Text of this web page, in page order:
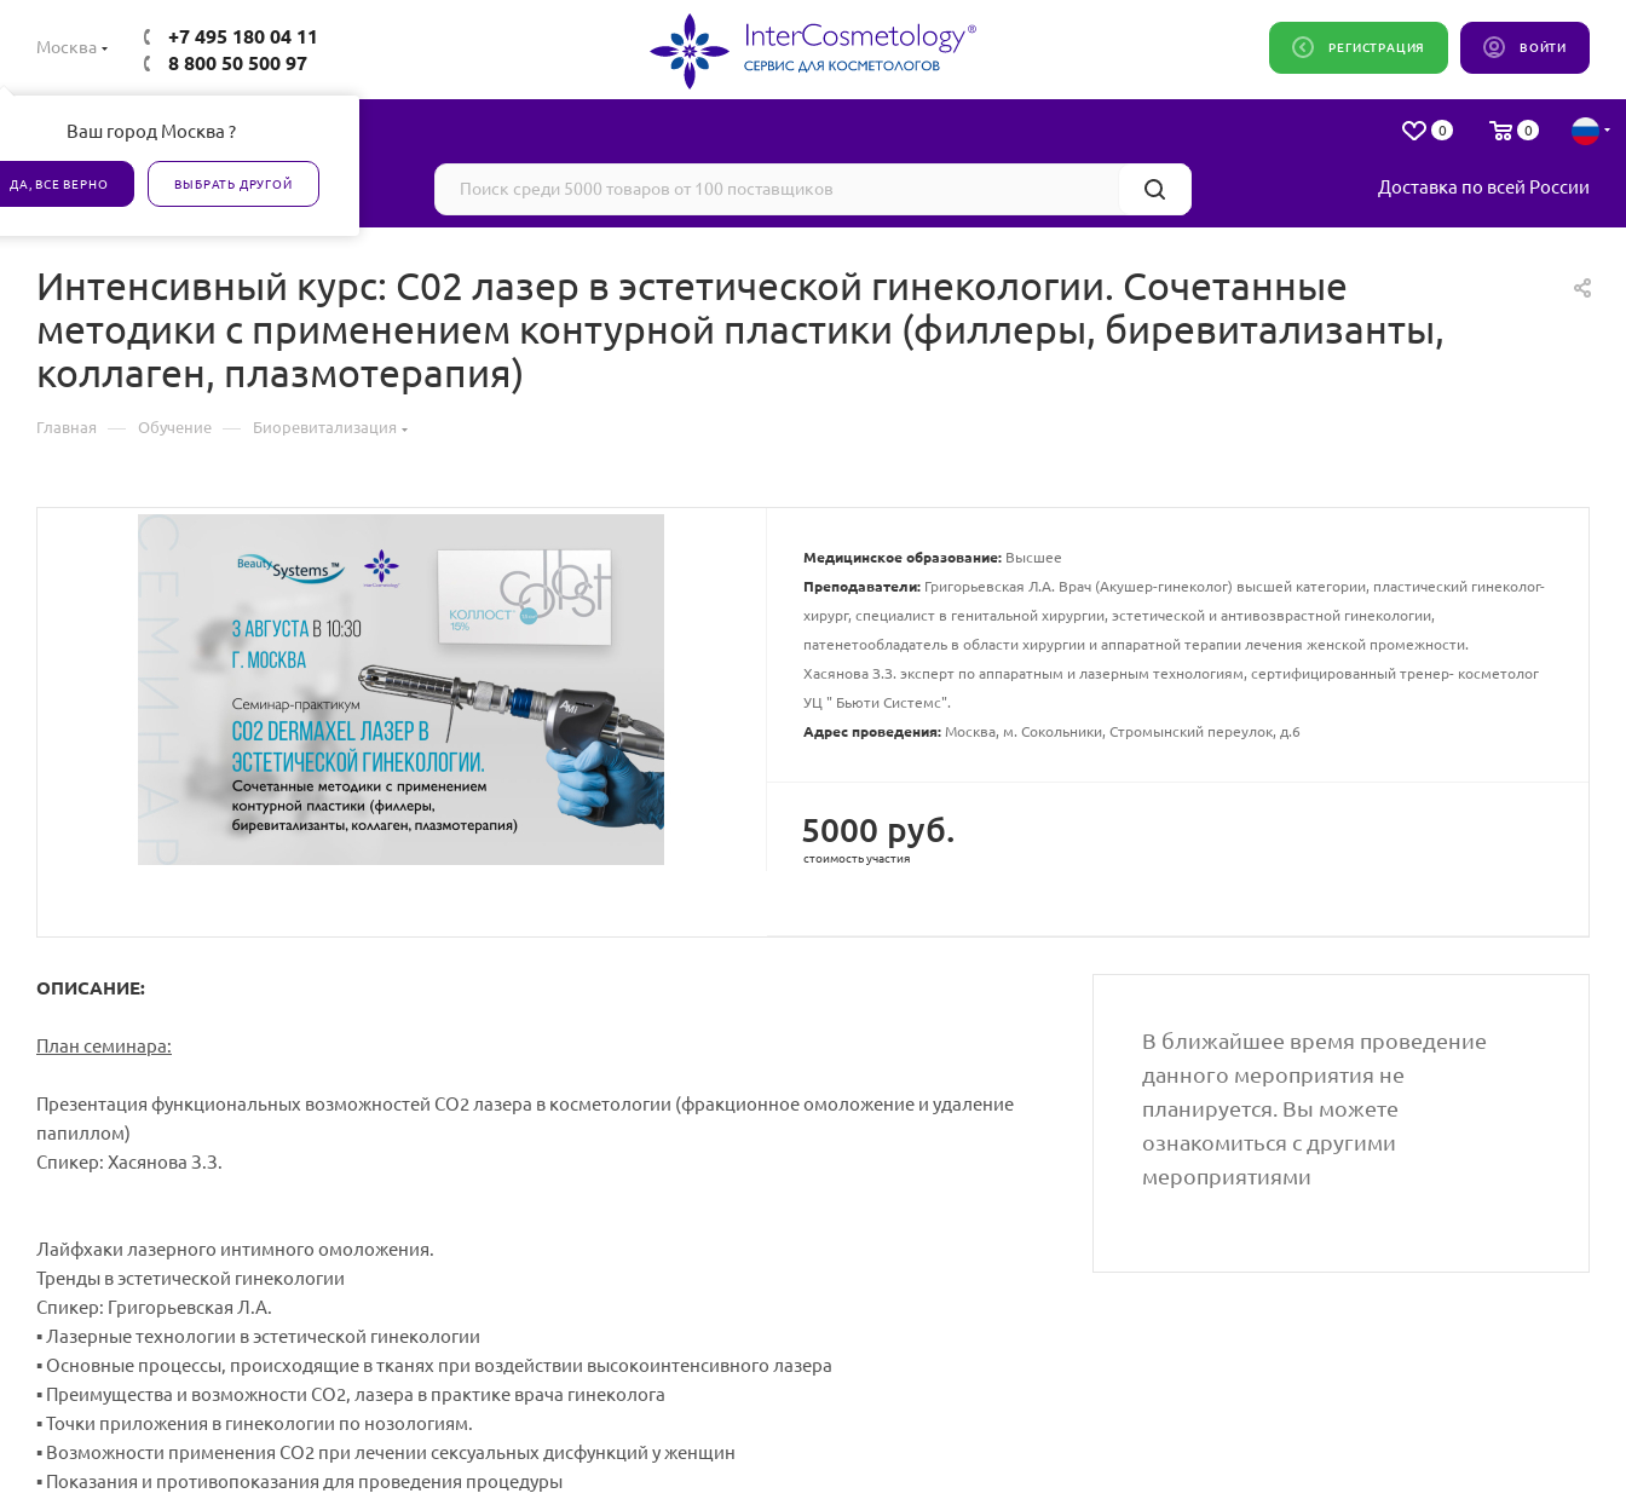
Москва
Ваш город Москва ?
ДА, ВСЕ ВЕРНО ВЫБРАТЬ ДРУГОЙ
+7 495 180 04 11
8 800 50 500 97
ВОЙТИ
РЕГИСТРАЦИЯ
0 0
Все товары сертифицированы Доставка по всей России
Интенсивный курс: С02 лазер в эстетической гинекологии. Сочетанные
методики с применением контурной пластики (филлеры, биревитализанты,
коллаген, плазмотерапия)
Главная — Обучение — Биоревитализация
Медицинское образование:Высшее
Преподаватели:Григорьевская Л.А. Врач (Акушер-гинеколог) высшей категории, пластический гинеколог-
хирург, специалист в генитальной хирургии, эстетической и антивозврастной гинекологии,
патенетообладатель в области хирургии и аппаратной терапии лечения женской промежности.
Хасянова З.З. эксперт по аппаратным и лазерным технологиям, сертифицированный тренер- косметолог
УЦ " Бьюти Системс".
Адрес проведения:Москва, м. Сокольники, Стромынский переулок, д.6
5000 руб.
стоимость участия
В ближайшее время проведение
данного мероприятия не
планируется. Вы можете
ознакомиться с другими
мероприятиями
ОПИСАНИЕ:
План семинара:
Презентация функциональных возможностей СО2 лазера в косметологии (фракционное омоложение и удаление
папиллом)
Спикер: Хасянова З.З.
Лайфхаки лазерного интимного омоложения.
Тренды в эстетической гинекологии
Спикер: Григорьевская Л.А.
▪ Лазерные технологии в эстетической гинекологии
▪ Основные процессы, происходящие в тканях при воздействии высокоинтенсивного лазера
▪ Преимущества и возможности СО2, лазера в практике врача гинеколога
▪ Точки приложения в гинекологии по нозологиям.
▪ Возможности применения СО2 при лечении сексуальных дисфункций у женщин
▪ Показания и противопоказания для проведения процедуры